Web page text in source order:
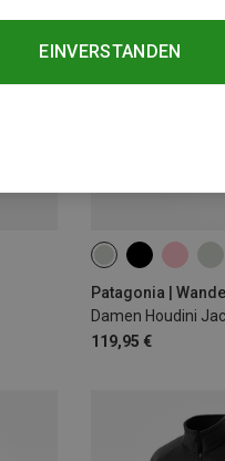
Patagonia |
Damen Houdini
119,95 €
XS M
EINVERSTANDEN